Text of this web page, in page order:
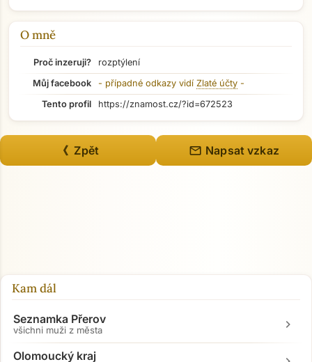
Přejít na hlavní obsah
O mně
Proč inzeruji?
rozptýlení
Můj facebook
- případné odkazy vidí Zlaté účty -
Tento profil
https://znamost.cz/?id=672523
《 Zpět mail Napsat vzkaz
Kam dál
Seznamka Přerov
všichni muži z města chevron_right
Olomoucký kraj